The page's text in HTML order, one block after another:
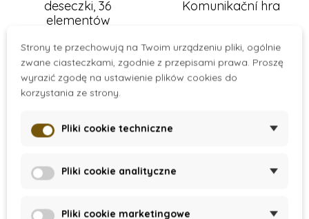
deseczki, 36
elementów
Dodaj do koszyka
Komunikační hra
Dodaj do koszyka
Nowość
Strony te przechowują na Twoim urządzeniu pliki, ogólnie
zwane ciasteczkami, zgodnie z przepisami prawa. Proszę
wyrazić zgodę na ustawienie plików cookies do
korzystania ze strony.
Pliki cookie techniczne
Pliki cookie analityczne
Pliki cookie marketingowe